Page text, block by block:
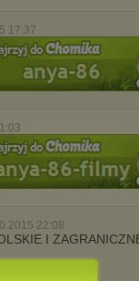
17:37
22:08
I